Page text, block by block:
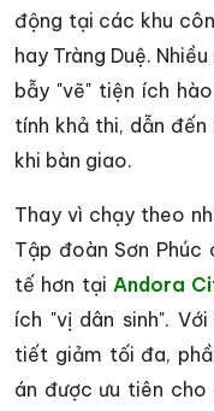
động tại các khu
hay Tràng Duệ.
bẫy "vẽ" tiện ích
tính khả thi, dẫn đến
khi bàn giao.
Thay vì chạy theo
Tập đoàn Sơn
tế hơn tại Andora
ích "vị dân sinh".
tiết giảm tối đa,
án được ưu tiên